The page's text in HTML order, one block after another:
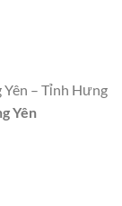
– Tỉnh Hưng
Yên